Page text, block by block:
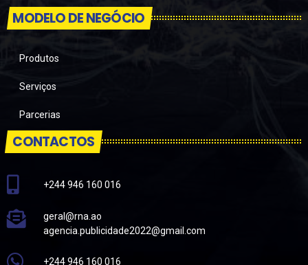
MODELO DE NEGÓCIO
Produtos
Serviços
Parcerias
CONTACTOS
+244 946 160 016
geral@rna.ao
agencia.publicidade2022@gmail.com
+244 946 160 016